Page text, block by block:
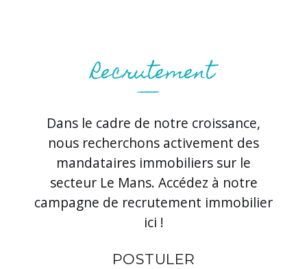
Dans le cadre de notre croissance,
nous recherchons activement des
mandataires immobiliers sur le
secteur Le Mans. Accédez à notre
campagne de recrutement immobilier
ici !
POSTULER